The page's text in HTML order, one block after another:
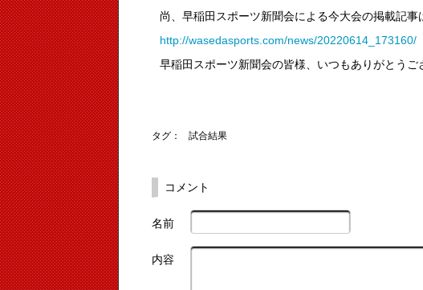
尚、早稲田スポーツ新聞会による今大会の掲載記事
http://wasedasports.com/news/20220614_173160/
早稲田スポーツ新聞会の皆様、いつもありがとうご
早稲田大
タグ： 試合結果
コメント
名前
内容